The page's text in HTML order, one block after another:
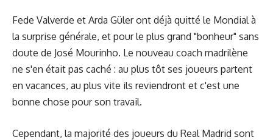
Fede Valverde et Arda Güler ont déjà quitté le Mondial à
la surprise générale, et pour le plus grand "bonheur" sans
doute de José Mourinho. Le nouveau coach madrilène
ne s'en était pas caché : au plus tôt ses joueurs partent
en vacances, au plus vite ils reviendront et c'est une
bonne chose pour son travail.
Cependant, la majorité des joueurs du Real Madrid sont